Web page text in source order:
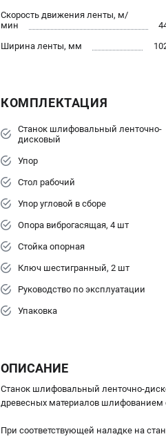
Скорость движения ленты, м/
мин
Ширина ленты, мм
КОМПЛЕКТАЦИЯ
Станок шлифовальный ленточно-
дисковый
Упор
Стол рабочий
Упор угловой в сборе
Опора виброгасящая, 4 шт
Стойка опорная
Ключ шестигранный, 2 шт
Руководство по эксплуатации
Упаковка
ОПИСАНИЕ
Станок шлифовальный ленточно-
древесных материалов
При соответствующей наладке на